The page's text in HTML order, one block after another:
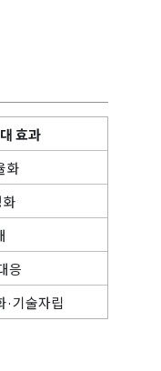
효과
화
응
·기술자립